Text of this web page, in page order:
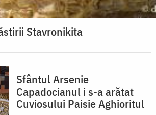
Stavronikita
Sfântul Arsenie
Capadocianul i s-a arătat
Cuviosului Paisie Aghioritul